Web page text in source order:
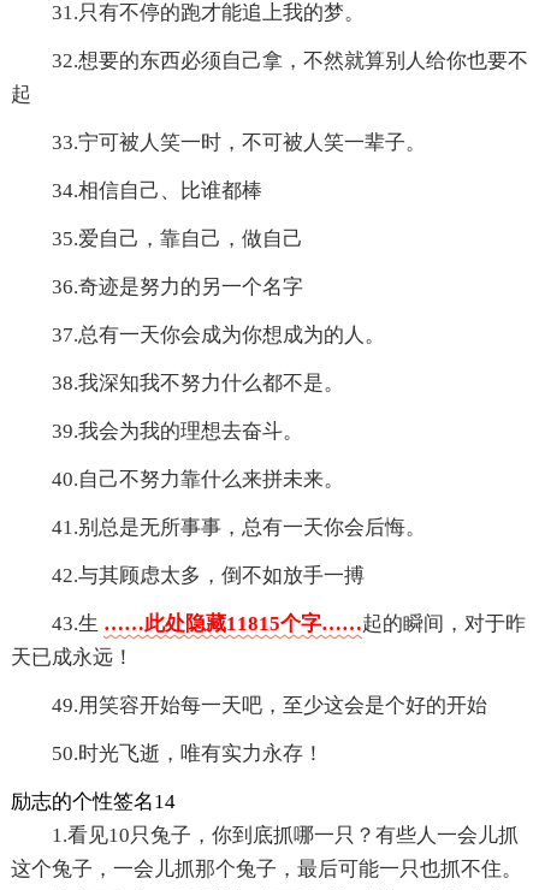
31.只有不停的跑才能追上我的梦。
32.想要的东西必须自己拿，不然就算别人给你也要不
起
33.宁可被人笑一时，不可被人笑一辈子。
34.相信自己、比谁都棒
35.爱自己，靠自己，做自己
36.奇迹是努力的另一个名字
37.总有一天你会成为你想成为的人。
38.我深知我不努力什么都不是。
39.我会为我的理想去奋斗。
40.自己不努力靠什么来拼未来。
41.别总是无所事事，总有一天你会后悔。
42.与其顾虑太多，倒不如放手一搏
43.生 ……此处隐藏11815个字……起的瞬间，对于昨
天已成永远！
49.用笑容开始每一天吧，至少这会是个好的开始
50.时光飞逝，唯有实力永存！
励志的个性签名14
1.看见10只兔子，你到底抓哪一只？有些人一会儿抓
这个兔子，一会儿抓那个兔子，最后可能一只也抓不住。